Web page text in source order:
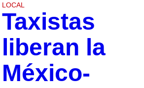
LOCAL
Taxistas
liberan la
México-